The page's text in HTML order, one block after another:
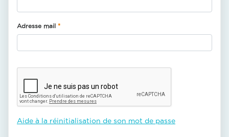
Adresse mail
Aide à la réinitialisation de son mot de passe